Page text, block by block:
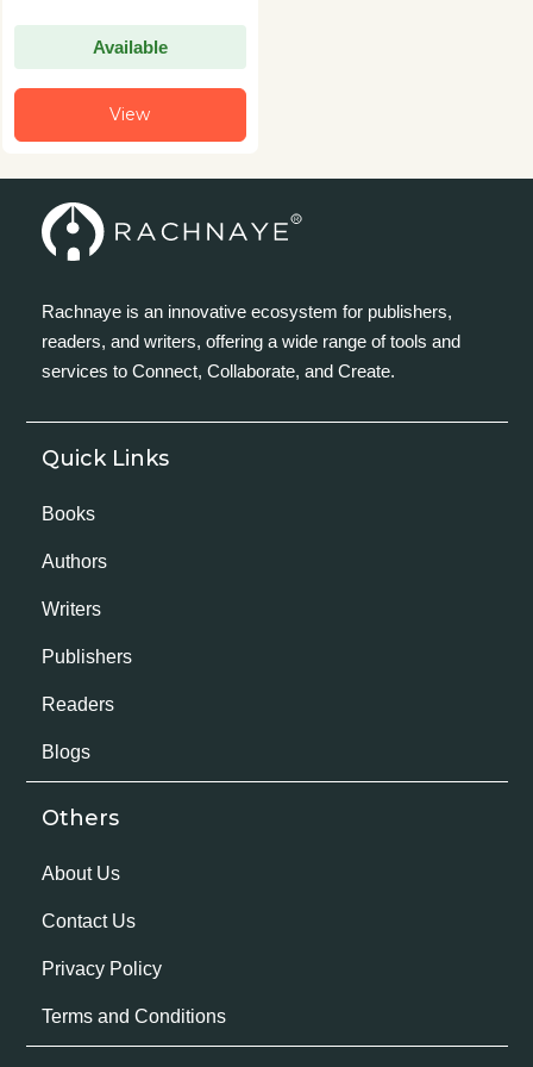
Available
View
Rachnaye is an innovative ecosystem for publishers,
readers, and writers, offering a wide range of tools and
services to Connect, Collaborate, and Create.
Quick Links
Books
Authors
Writers
Publishers
Readers
Blogs
Others
About Us
Contact Us
Privacy Policy
Terms and Conditions